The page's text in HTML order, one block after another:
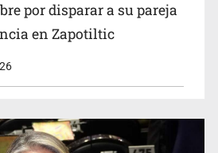
censura con nuevos
por disparar a su pareja
en Zapotiltic